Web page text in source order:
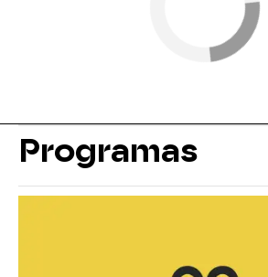
Programas